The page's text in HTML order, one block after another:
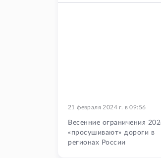
21 февраля 2024 г. в09:56
Весенние ограничения
«просушивают» дороги в
регионах России